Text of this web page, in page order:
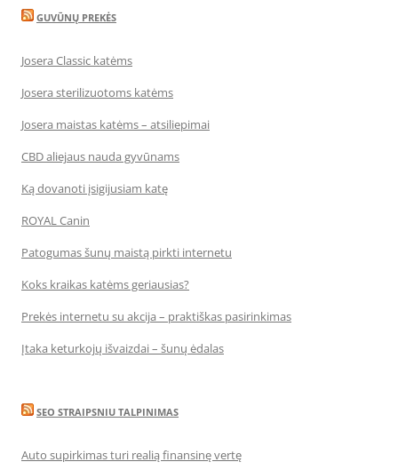
GUVŪNŲ PREKĖS
Josera Classic katėms
Josera sterilizuotoms katėms
Josera maistas katėms – atsiliepimai
CBD aliejaus nauda gyvūnams
Ką dovanoti įsigijusiam katę
ROYAL Canin
Patogumas šunų maistą pirkti internetu
Koks kraikas katėms geriausias?
Prekės internetu su akcija – praktiškas pasirinkimas
Įtaka keturkojų išvaizdai – šunų ėdalas
SEO STRAIPSNIU TALPINIMAS
Auto supirkimas turi realią finansinę vertę